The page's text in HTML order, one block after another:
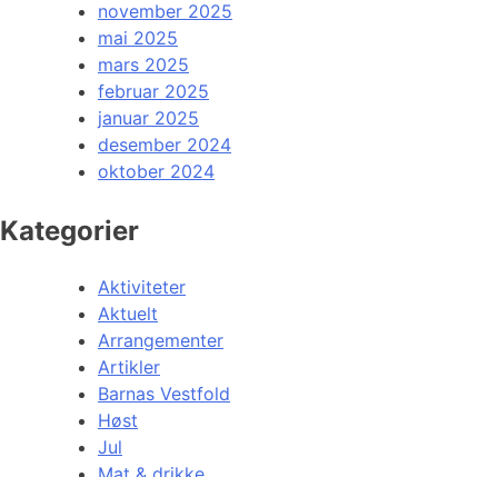
november 2025
mai 2025
mars 2025
februar 2025
januar 2025
desember 2024
oktober 2024
Kategorier
Aktiviteter
Aktuelt
Arrangementer
Artikler
Barnas Vestfold
Høst
Jul